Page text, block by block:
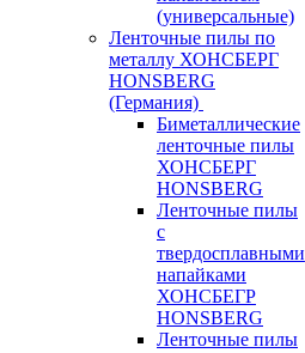
(универсальные)
Ленточные пилы по
металлу ХОНСБЕРГ
HONSBERG
(Германия)
Биметаллические
ленточные пилы
ХОНСБЕРГ
HONSBERG
Ленточные пилы
с
твердосплавными
напайками
ХОНСБЕГР
HONSBERG
Ленточные пилы